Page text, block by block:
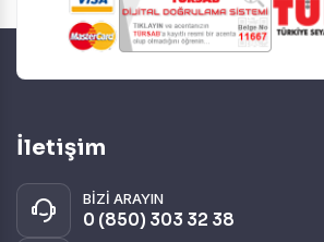
Kayak ve Kış Sporları(2)
İletişim
BİZİ ARAYIN
0 (850) 303 32 38